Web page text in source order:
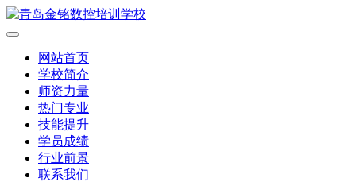
网站首页
学校简介
师资力量
热门专业
技能提升
学员成绩
行业前景
联系我们